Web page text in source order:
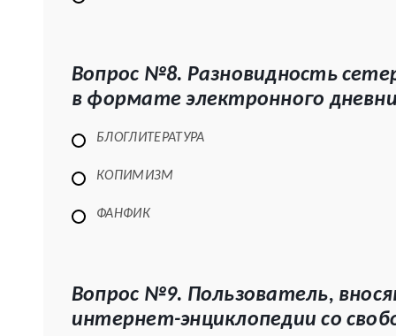
Вопрос №8. Разновидность
в формате электронного
БЛОГЛИТЕРАТУРА
КОПИМИЗМ
ФАНФИК
Вопрос №9. Пользователь,
интернет-энциклопедии со